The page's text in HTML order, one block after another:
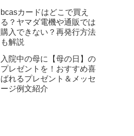
bcasカードはどこで買え
る？ヤマダ電機や通販では
購入できない？再発行方法
も解説
入院中の母に【母の日】の
プレゼントを！おすすめ喜
ばれるプレゼント＆メッセ
ージ例文紹介